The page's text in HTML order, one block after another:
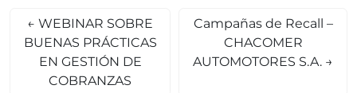
← WEBINAR SOBRE
BUENAS PRÁCTICAS
EN GESTIÓN DE
COBRANZAS
Campañas de Recall –
CHACOMER
AUTOMOTORES S.A. →